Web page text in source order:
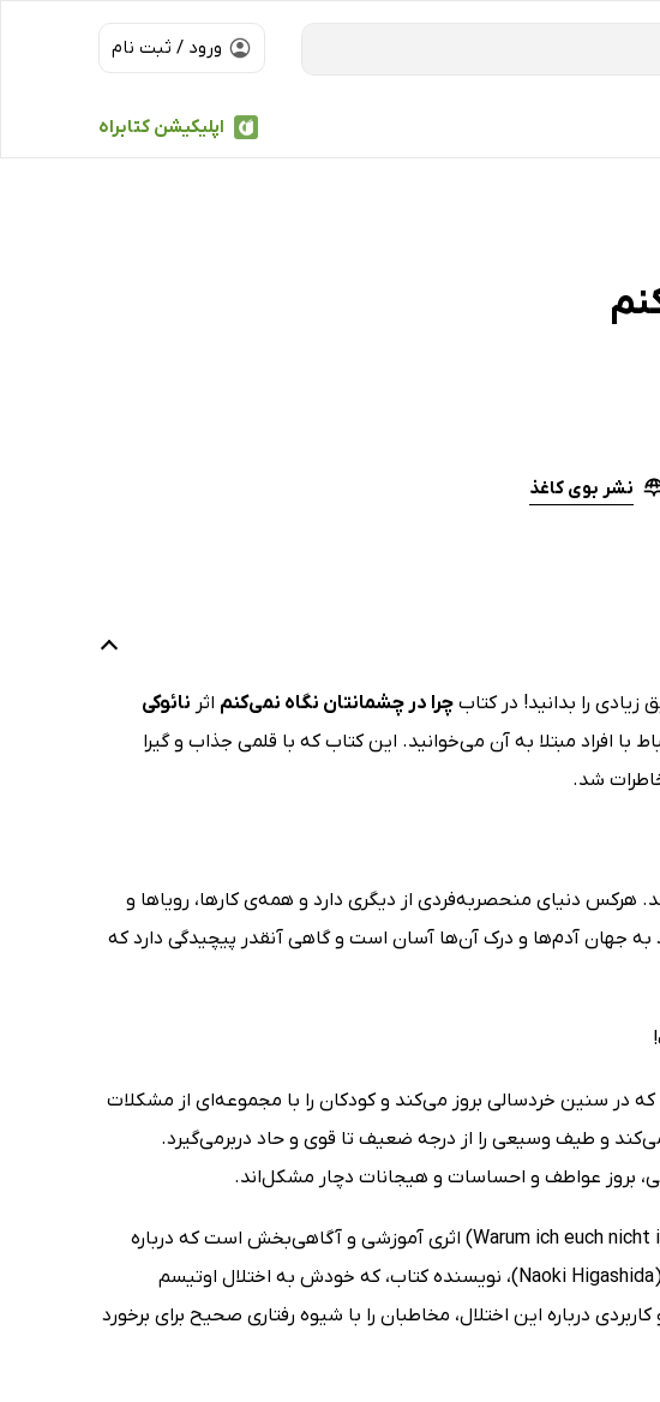
ورود / ثبت نام
اپلیکیشن کتابراه
نشر بوی کاغذ
را بدانید! در کتاب چرا در چشمانتان نگاه نمی‌کنم اثر نائوکی
با افراد مبتلا به آن می‌خوانید. این کتاب که با قلمی جذاب و گیرا
دنیای منحصربه‌فردی از دیگری دارد و همه‌ی کارها، رویاها و
جهان آدم‌ها و درک آن‌ها آسان است و گاهی آنقدر پیچیدگی دارد که
در سنین خردسالی بروز می‌کند و کودکان را با مجموعه‌ای از مشکلات
و طیف وسیعی را از درجه ضعیف تا قوی و حاد دربرمی‌گیرد.
بروز عواطف و احساسات و هیجانات دچار مشکل‌اند.
کتاب چرا در چشمانتان نگاه نمی‌کنم (Warum ich euch nicht in die Augen schauen kann) اثری آموزشی و آگاهی‌بخش است که درباره
اوتیسم و مشکلات ناشی از آن صحبت می‌کند. نائوکی هیگاشیدا (Naoki Higashida)، نویسنده کتاب، که خودش به اختلال اوتیسم
پاسخ به 57 پرسش بسیار مهم و کاربردی درباره این اختلال، مخاطبان را با شیوه رفتاری صحیح برای برخورد